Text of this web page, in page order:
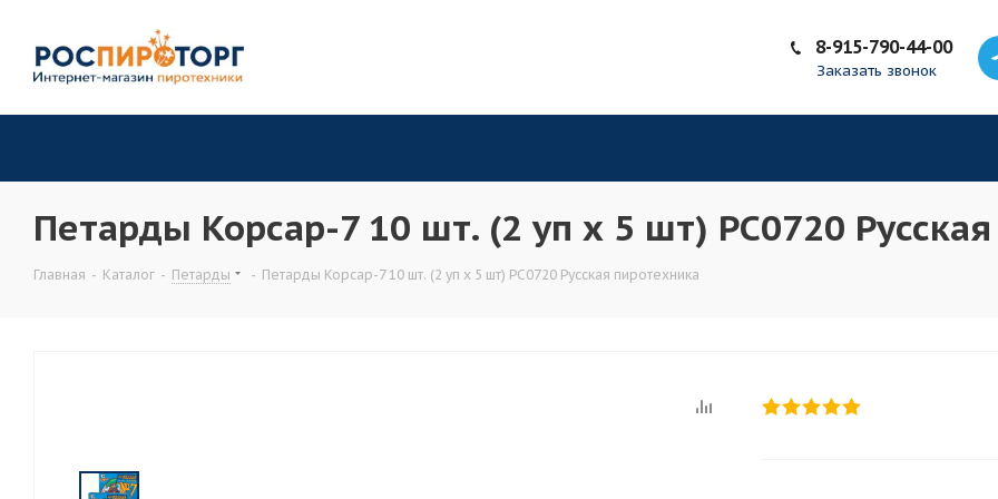
8-915-790-44-00
Заказать звонок
Петарды Корсар-7 10 шт. (2 уп х 5 шт) РС0720
Главная - Каталог - Петарды - Петарды Корсар-7 10 шт. (2 уп х 5 шт) РС0720 Русская пиротехника